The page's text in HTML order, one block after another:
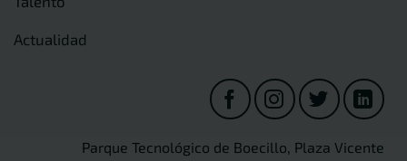
Actualidad
Parque Tecnológico de Boecillo, Plaza Vicente